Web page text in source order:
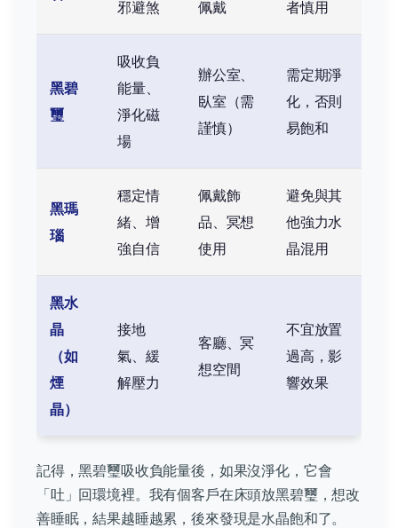
邪避煞
佩戴
者慎用
黑碧
璽
吸收負
能量、
淨化磁
場
辦公室、
臥室（需
謹慎）
需定期淨
化，否則
易飽和
黑瑪
瑙
穩定情
緒、增
強自信
佩戴飾
品、冥想
使用
避免與其
他強力水
晶混用
黑水
晶
（如
煙
晶）
接地
氣、緩
解壓力
客廳、冥
想空間
不宜放置
過高，影
響效果
記得，黑碧璽吸收負能量後，如果沒淨化，它會
「吐」回環境裡。我有個客戶在床頭放黑碧璽，想改
善睡眠，結果越睡越累，後來發現是水晶飽和了。